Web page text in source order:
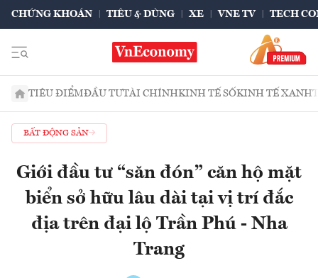
CHỨNG KHOÁN TIÊU & DÙNG XE VNE TV TECH
TIÊU ĐIỂMĐẦU TƯTÀI CHÍNHKINH TẾ SỐKINH TẾ XANH
BẤT ĐỘNG SẢN
Giới đầu tư “săn đón” căn hộ mặt
biển sở hữu lâu dài tại vị trí đắc
địa trên đại lộ Trần Phú - Nha
Trang